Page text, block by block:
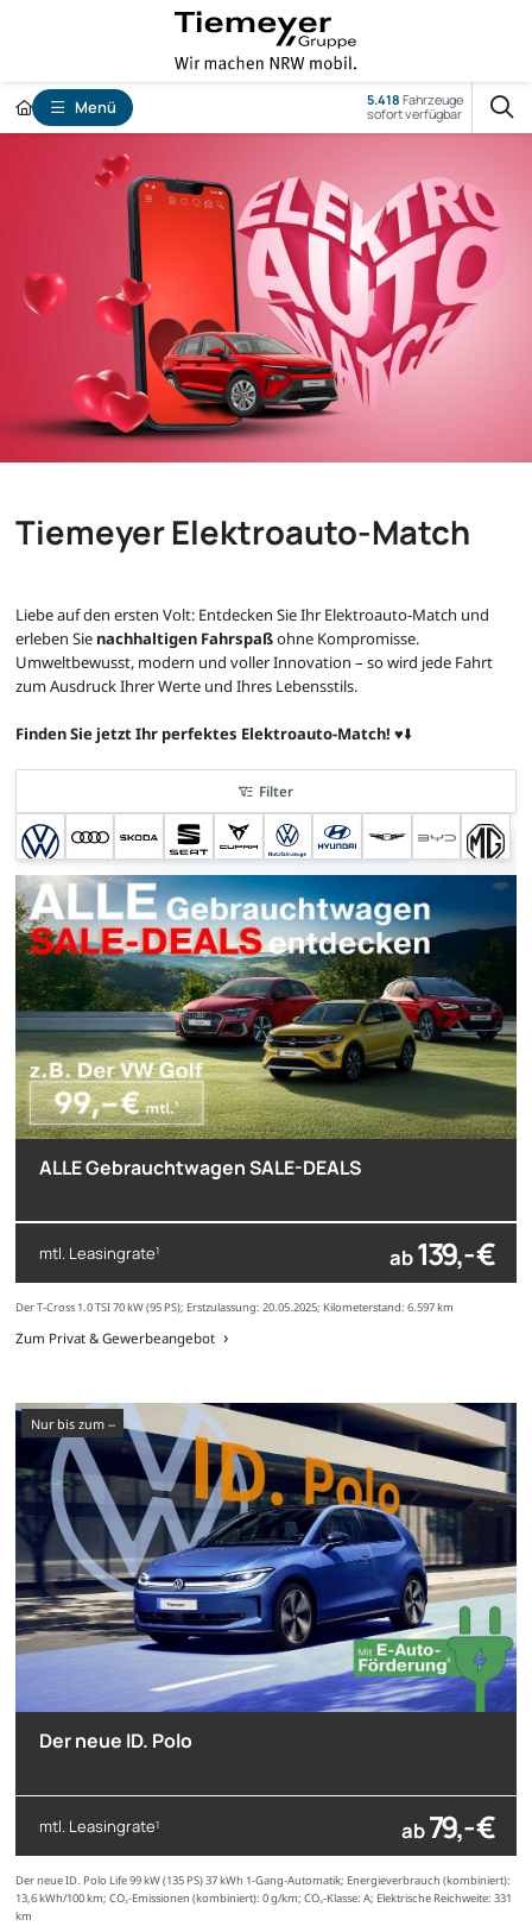
Menü 5.418 Fahrzeuge
sofort verfügbar
Tiemeyer Elektroauto-Match
Liebe auf den ersten Volt: Entdecken Sie Ihr Elektroauto-Match und
erleben Sie nachhaltigen Fahrspaßohne Kompromisse.
Umweltbewusst, modern und voller Innovation – so wird jede Fahrt
zum Ausdruck Ihrer Werte und Ihres Lebensstils.
Finden Sie jetzt Ihr perfektes Elektroauto-Match! ♥️⬇️
Filter
sofort verfügbar nur bis zum --
ALLE Gebrauchtwagen SALE-DEALS
mtl. Leasingrate1 ab139,- €
Der T-Cross 1.0 TSI 70 kW (95 PS); Erstzulassung: 20.05.2025; Kilometerstand: 6.597 km
Zum Privat & Gewerbeangebot
nur bis zum --
Der neue ID. Polo
mtl. Leasingrate1 ab79,- €
Der neue ID. Polo Life 99 kW (135 PS) 37 kWh 1-Gang-Automatik; Energieverbrauch (kombiniert):
13,6 kWh/100 km; CO₂-Emissionen (kombiniert): 0 g/km; CO₂-Klasse: A; Elektrische Reichweite: 331
km